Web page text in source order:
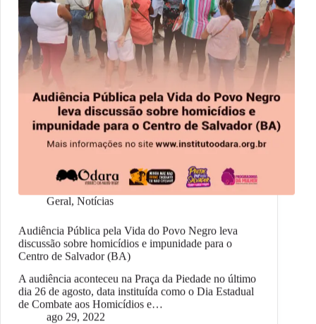
Geral, Notícias
Audiência Pública pela Vida do Povo Negro leva
discussão sobre homicídios e impunidade para o
Centro de Salvador (BA)
A audiência aconteceu na Praça da Piedade no último
dia 26 de agosto, data instituída como o Dia Estadual
de Combate aos Homicídios e…
ago 29, 2022